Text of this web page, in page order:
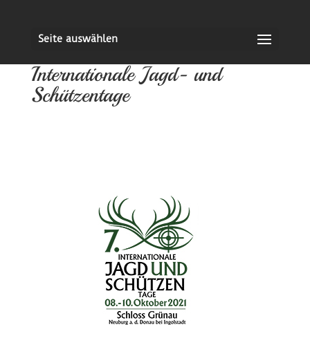
Seite auswählen
Internationale Jagd- und
Schützentage